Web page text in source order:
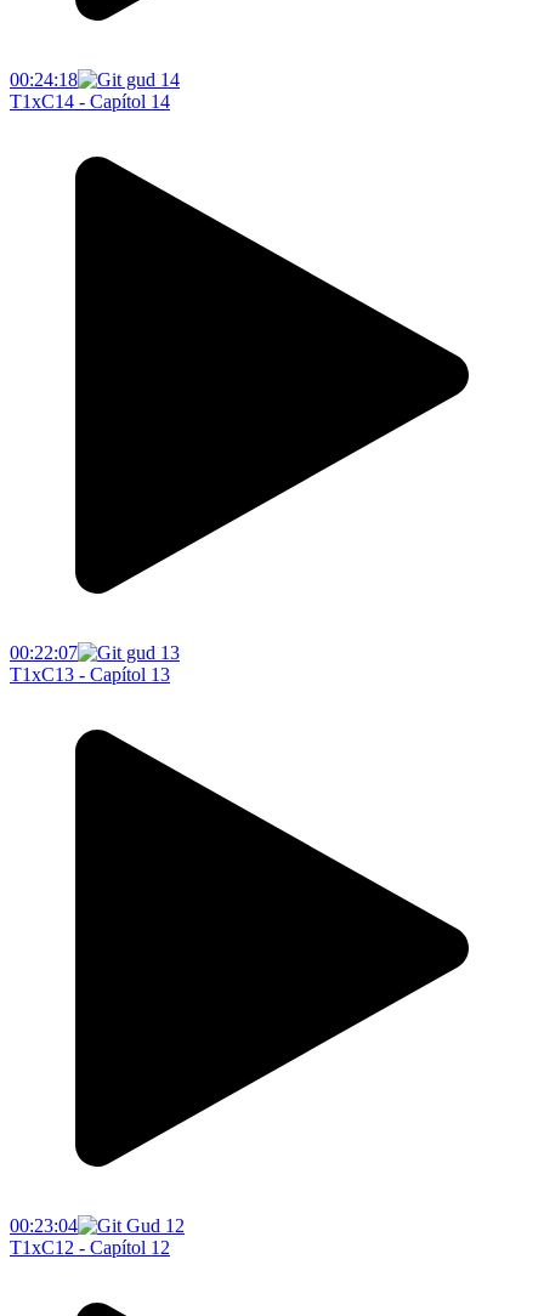
00:24:18
T1xC14 - Capítol 14
00:22:07
T1xC13 - Capítol 13
00:23:04
T1xC12 - Capítol 12